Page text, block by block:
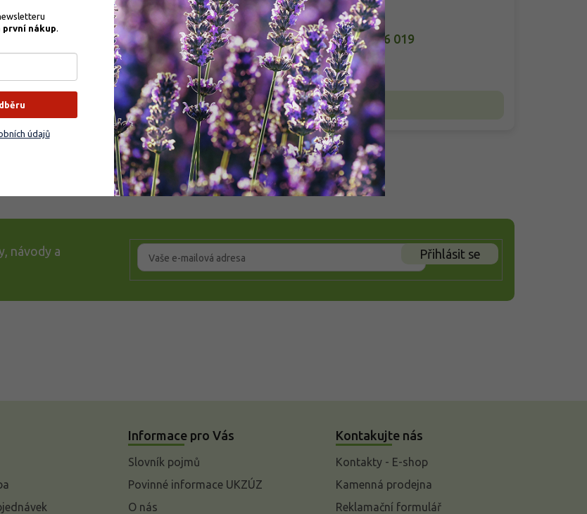
Všeobecné dotazy k rostlinám
info@zahradnictvi-spomysl.cz
odpovíme nejpozději do 24 hodin
216 216 019
Nejčastější otázky
návody a
Přihlásit se
Informace pro Vás
Slovník pojmů
Povinné informace UKZÚZ
O nás
Kontakujte nás
Kontakty - E-shop
Kamenná prodejna
Reklamační formulář
první nákup
údajů